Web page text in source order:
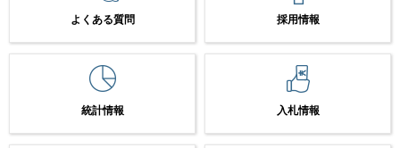
よくある質問 採用情報
統計情報 入札情報